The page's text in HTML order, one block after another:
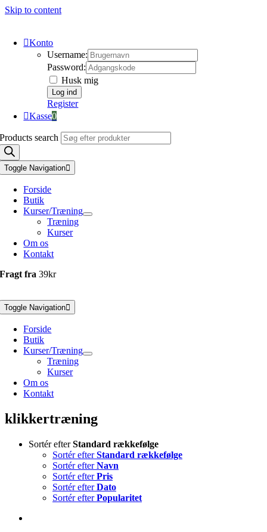
Skip to content
Konto
Username:
Password:
Husk mig
Register
Kasse0
Products search
Toggle Navigation
Forside
Butik
Kurser/Træning
Træning
Kurser
Om os
Kontakt
Fragt fra39kr
Toggle Navigation
Forside
Butik
Kurser/Træning
Træning
Kurser
Om os
Kontakt
klikkertræning
Sortér efterStandard rækkefølge
Sortér efterStandard rækkefølge
Sortér efterNavn
Sortér efterPris
Sortér efterDato
Sortér efterPopularitet